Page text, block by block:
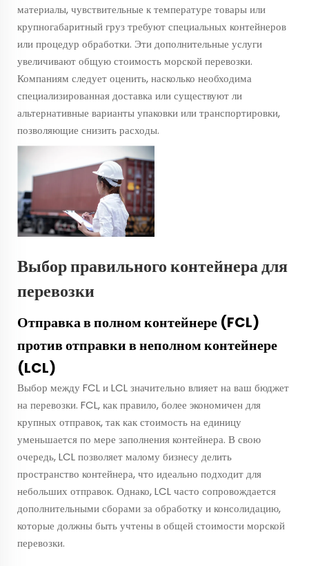
материалы, чувствительные к температуре товары или
крупногабаритный груз требуют специальных контейнеров
или процедур обработки. Эти дополнительные услуги
увеличивают общую стоимость морской перевозки.
Компаниям следует оценить, насколько необходима
специализированная доставка или существуют ли
альтернативные варианты упаковки или транспортировки,
позволяющие снизить расходы.
Выбор правильного контейнера для
перевозки
Отправка в полном контейнере (FCL)
против отправки в неполном контейнере
(LCL)
Выбор между FCL и LCL значительно влияет на ваш бюджет
на перевозки. FCL, как правило, более экономичен для
крупных отправок, так как стоимость на единицу
уменьшается по мере заполнения контейнера. В свою
очередь, LCL позволяет малому бизнесу делить
пространство контейнера, что идеально подходит для
небольших отправок. Однако, LCL часто сопровождается
дополнительными сборами за обработку и консолидацию,
которые должны быть учтены в общей стоимости морской
перевозки.